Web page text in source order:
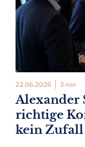
22.06.2026 3 min
Alexander
richtige
kein Zufall